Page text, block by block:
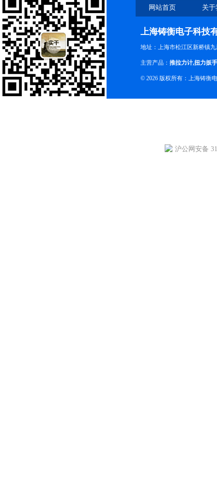
网站首页 关
上海铸衡电子科技
地址：上海市松江区新桥镇
主营产品： 推拉力计,扭力扳手
© 2026 版权所有：上海铸衡
沪公网安备